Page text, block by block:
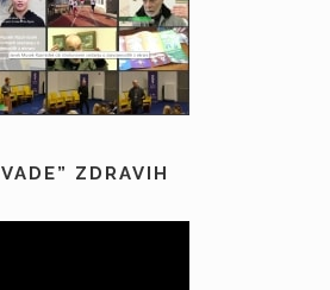
ZDRAVIH